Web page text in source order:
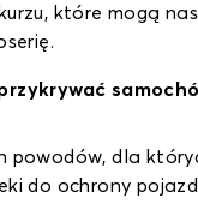
które mogą
powodów, dla
do ochrony